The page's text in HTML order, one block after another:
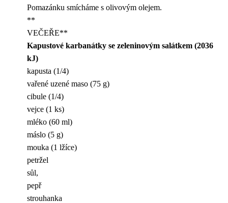
Pomazánku smícháme s olivovým olejem.
**
VEČEŘE**
Kapustové karbanátky se zeleninovým salátkem (2036
kJ)
kapusta (1/4)
vařené uzené maso (75 g)
cibule (1/4)
vejce (1 ks)
mléko (60 ml)
máslo (5 g)
mouka (1 lžíce)
petržel
sůl,
pepř
strouhanka